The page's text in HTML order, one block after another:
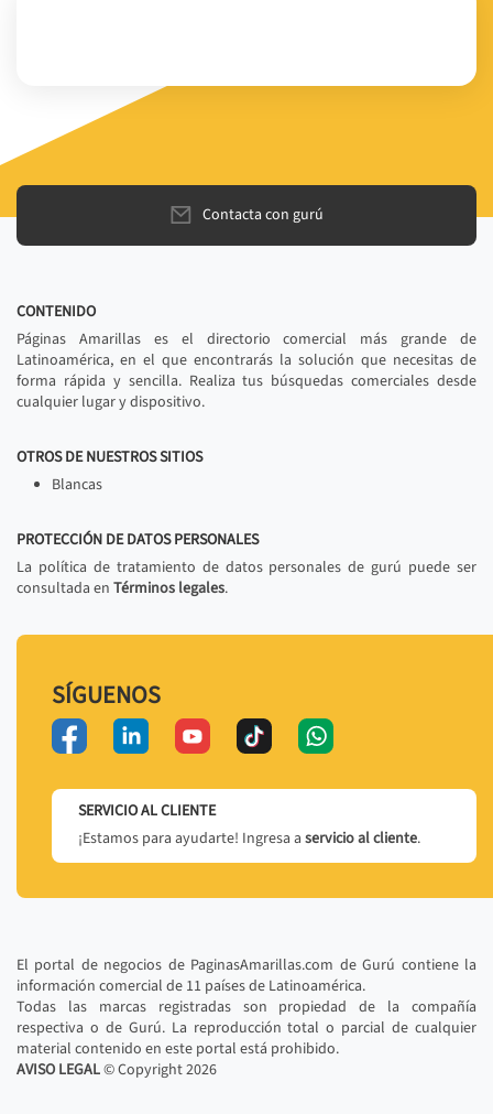
Contacta con gurú
CONTENIDO
Páginas Amarillas es el directorio comercial más grande de
Latinoamérica, en el que encontrarás la solución que necesitas de
forma rápida y sencilla. Realiza tus búsquedas comerciales desde
cualquier lugar y dispositivo.
OTROS DE NUESTROS SITIOS
Blancas
PROTECCIÓN DE DATOS PERSONALES
La política de tratamiento de datos personales de gurú puede ser
consultada en Términos legales.
SÍGUENOS
SERVICIO AL CLIENTE
¡Estamos para ayudarte! Ingresa a servicio al cliente.
El portal de negocios de PaginasAmarillas.com de Gurú contiene la
información comercial de 11 países de Latinoamérica.
Todas las marcas registradas son propiedad de la compañía
respectiva o de Gurú. La reproducción total o parcial de cualquier
material contenido en este portal está prohibido.
AVISO LEGAL© Copyright2026